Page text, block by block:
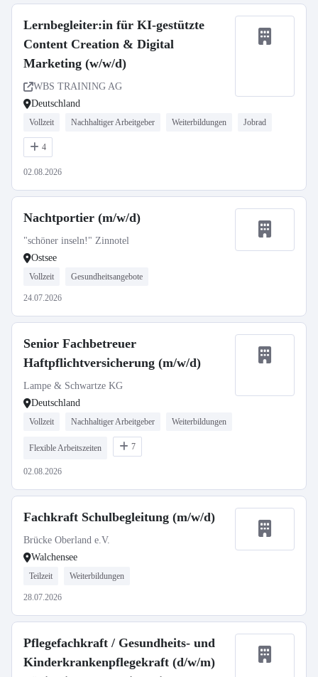
Lernbegleiter:in für KI-gestützte
Content Creation & Digital
Marketing (w/w/d)
WBS TRAINING AG
Deutschland
Vollzeit Nachhaltiger Arbeitgeber Weiterbildungen Jobrad
4
02.08.2026
Nachtportier (m/w/d)
"schöner inseln!" Zinnotel
Ostsee
Vollzeit Gesundheitsangebote
24.07.2026
Senior Fachbetreuer
Haftpflichtversicherung (m/w/d)
Lampe & Schwartze KG
Deutschland
Vollzeit Nachhaltiger Arbeitgeber Weiterbildungen
Flexible Arbeitszeiten 7
02.08.2026
Fachkraft Schulbegleitung (m/w/d)
Brücke Oberland e.V.
Walchensee
Teilzeit Weiterbildungen
28.07.2026
Pflegefachkraft / Gesundheits- und
Kinderkrankenpflegekraft (d/w/m)